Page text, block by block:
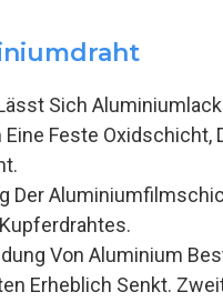
Sich
Feste Oxidschicht,
Der
Von Aluminium
Erheblich Senkt.